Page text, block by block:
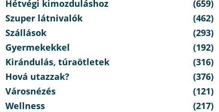
Hétvégi kimozduláshoz
(659)
Szuper látnivalók
(462)
Szállások
(293)
Gyermekekkel
(192)
Kirándulás, túraötletek
(316)
Hová utazzak?
(376)
Városnézés
(121)
Wellness
(217)